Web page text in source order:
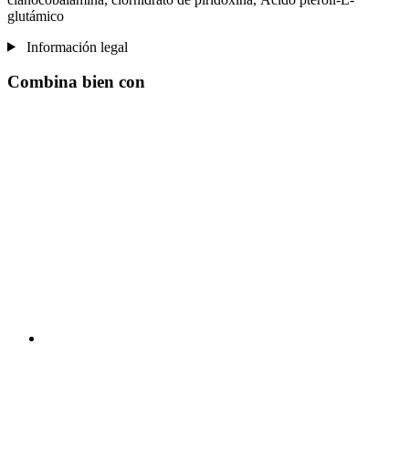
glutámico
Información legal
Combina bien con